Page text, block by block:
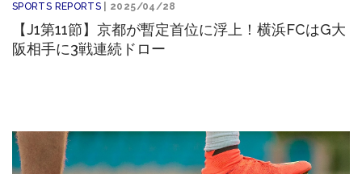
SPORTS REPORTS | 2025/04/28
【J1第11節】京都が暫定首位に浮上！横浜FCはG大
阪相手に3戦連続ドロー